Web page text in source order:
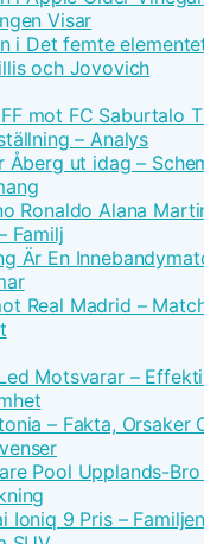
Visar
i Det femte
och Jovovich
mot FC Saburtalo
– Analys
Åberg ut idag –
Ronaldo Alana
Familj
Är En
Real Madrid –
Motsvarar –
– Fakta, Orsaker
Pool Upplands-
Ioniq 9 Pris –